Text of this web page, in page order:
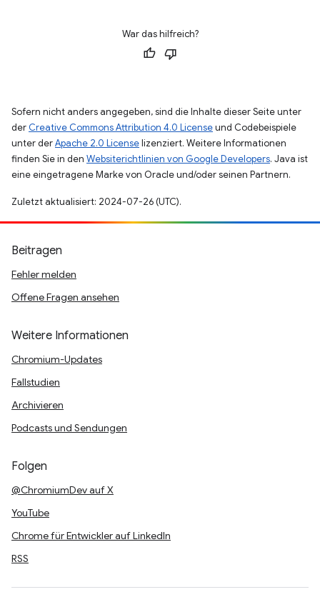
War das hilfreich?
Sofern nicht anders angegeben, sind die Inhalte dieser Seite unter
der Creative Commons Attribution 4.0 Licenseund Codebeispiele
unter derApache 2.0 Licenselizenziert. Weitere Informationen
finden Sie in den Websiterichtlinien von Google Developers. Java ist
eine eingetragene Marke von Oracle und/oder seinen Partnern.
Zuletzt aktualisiert: 2024-07-26 (UTC).
Beitragen
Fehler melden
Offene Fragen ansehen
Weitere Informationen
Chromium-Updates
Fallstudien
Archivieren
Podcasts und Sendungen
Folgen
@ChromiumDev auf X
YouTube
Chrome für Entwickler auf LinkedIn
RSS